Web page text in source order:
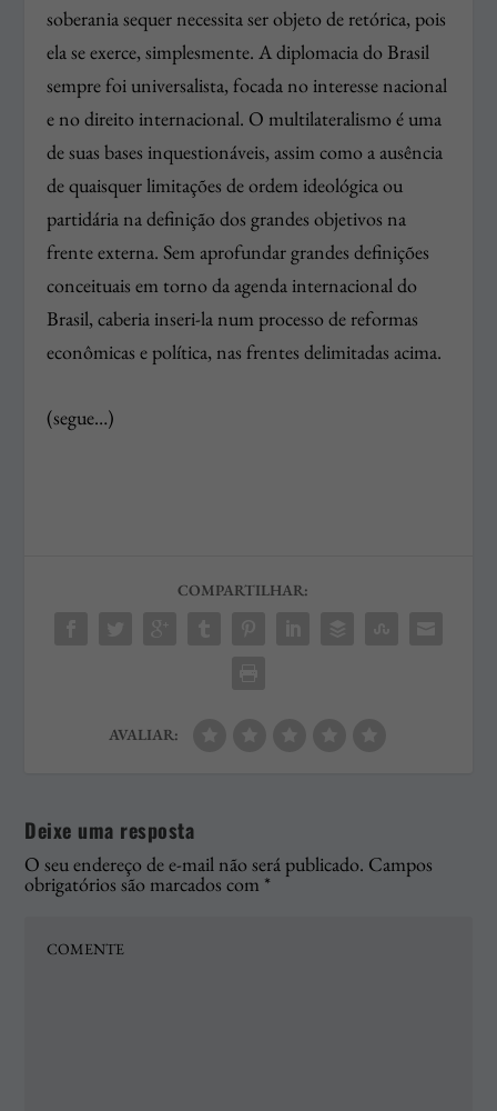
soberania sequer necessita ser objeto de retórica, pois
ela se exerce, simplesmente. A diplomacia do Brasil
sempre foi universalista, focada no interesse nacional
e no direito internacional. O multilateralismo é uma
de suas bases inquestionáveis, assim como a ausência
de quaisquer limitações de ordem ideológica ou
partidária na definição dos grandes objetivos na
frente externa. Sem aprofundar grandes definições
conceituais em torno da agenda internacional do
Brasil, caberia inseri-la num processo de reformas
econômicas e política, nas frentes delimitadas acima.
(segue…)
COMPARTILHAR:
AVALIAR:
Deixe uma resposta
O seu endereço de e-mail não será publicado. Campos
obrigatórios são marcados com *